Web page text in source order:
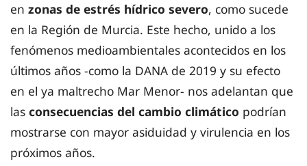
en zonas de estrés hídrico severo, como sucede
en la Región de Murcia. Este hecho, unido a los
fenómenos medioambientales acontecidos en los
últimos años -como la DANA de 2019 y su efecto
en el ya maltrecho Mar Menor- nos adelantan que
las consecuencias del cambio climático podrían
mostrarse con mayor asiduidad y virulencia en los
próximos años.